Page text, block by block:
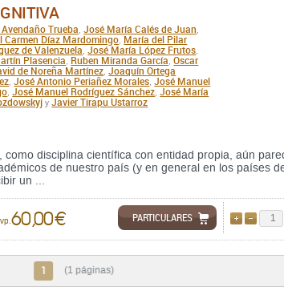
Trueba José María Calés de Juan
Carmen Díaz Mardomingo María del Pilar
de Valenzuela José María López Frutos
Plasencia Ruben Miranda García ,Oscar
de Noreña Martínez Joaquín Ortega
José Antonio Periañez Morales José Manuel
José Manuel Rodríguez Sánchez José María
y Javier Tirapu Ustarroz
como disciplina científica con entidad propia, aún
de nuestro país (y en general en los países
un ...
60,00 € PARTICULARES
1 (1 páginas)